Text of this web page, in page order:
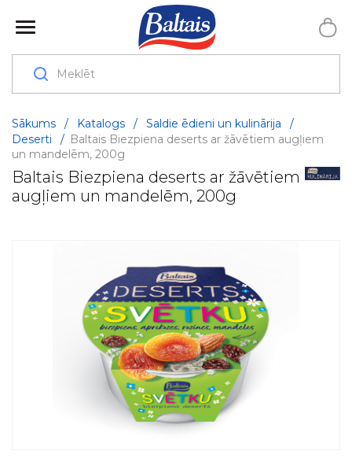
Sākums / Katalogs / Saldie ēdieni un kulinārija
/
Deserti
/ Baltais Biezpiena deserts ar žāvētiem augļiem
un mandelēm, 200g
Baltais Biezpiena deserts ar žāvētiem
augļiem un mandelēm, 200g